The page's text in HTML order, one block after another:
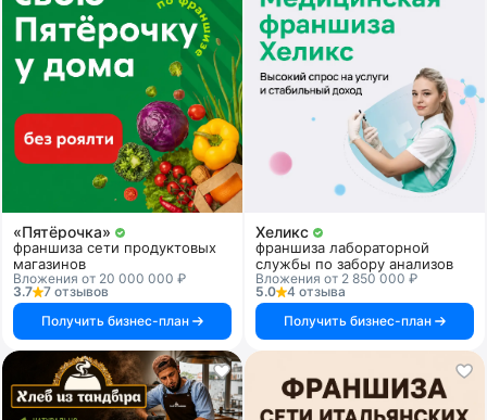
«Пятёрочка»
франшиза сети продуктовых
магазинов
Вложения от 20 000 000 ₽
3.7
7 отзывов
Получить бизнес-план
Хеликс
франшиза лабораторной
службы по забору анализов
Вложения от 2 850 000 ₽
5.0
4 отзыва
Получить бизнес-план